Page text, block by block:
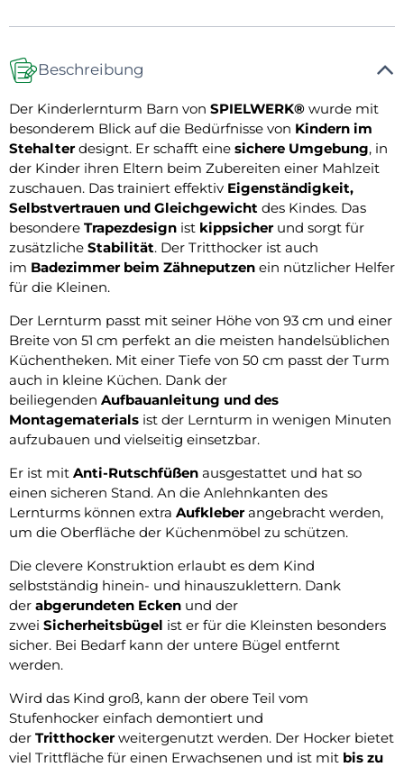
Beschreibung
Der Kinderlernturm Barn von SPIELWERK® wurde mit
besonderem Blick auf die Bedürfnisse von Kindern im
Stehalterdesignt. Er schafft eine sichere Umgebung, in
der Kinder ihren Eltern beim Zubereiten einer Mahlzeit
zuschauen. Das trainiert effektiv Eigenständigkeit,
Selbstvertrauen und Gleichgewicht des Kindes. Das
besondere Trapezdesign ist kippsicherund sorgt für
zusätzliche Stabilität. Der Tritthocker ist auch
im Badezimmer beim Zähneputzen ein nützlicher Helfer
für die Kleinen.
Der Lernturm passt mit seiner Höhe von 93 cm und einer
Breite von 51 cm perfekt an die meisten handelsüblichen
Küchentheken. Mit einer Tiefe von 50 cm passt der Turm
auch in kleine Küchen. Dank der
beiliegenden Aufbauanleitung und des
Montagematerials ist der Lernturm in wenigen Minuten
aufzubauen und vielseitig einsetzbar.
Er ist mit Anti-Rutschfüßen ausgestattet und hat so
einen sicheren Stand. An die Anlehnkanten des
Lernturms können extra Aufkleberangebracht werden,
um die Oberfläche der Küchenmöbel zu schützen.
Die clevere Konstruktion erlaubt es dem Kind
selbstständig hinein- und hinauszuklettern. Dank
der abgerundeten Ecken und der
zwei Sicherheitsbügel ist er für die Kleinsten besonders
sicher. Bei Bedarf kann der untere Bügel entfernt
werden.
Wird das Kind groß, kann der obere Teil vom
Stufenhocker einfach demontiert und
der Tritthockerweitergenutzt werden. Der Hocker bietet
viel Trittfläche für einen Erwachsenen und ist mit bis zu